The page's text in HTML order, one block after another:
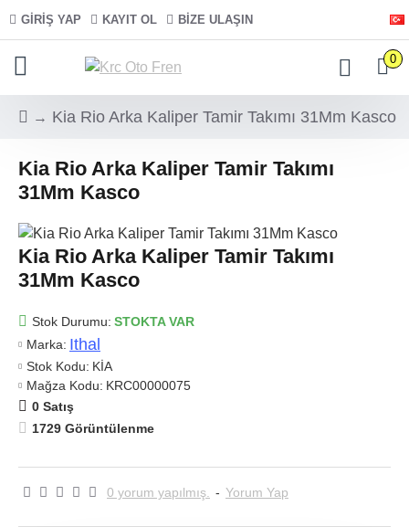
GIRIŞ YAP KAYIT OL BIZE ULAŞIN
0
Kia Rio Arka Kaliper Tamir Takımı 31Mm Kasco
Kia Rio Arka Kaliper Tamir Takımı
31Mm Kasco
Kia Rio Arka Kaliper Tamir Takımı
31Mm Kasco
Stok Durumu: STOKTA VAR
Marka: Ithal
Stok Kodu: KİA
Mağza Kodu: KRC00000075
0 Satış
1729 Görüntülenme
0 yorum yapılmış. - Yorum Yap